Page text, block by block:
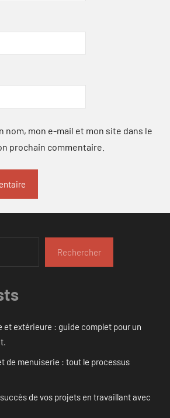
nom, mon e-mail et mon site dans le
prochain commentaire.
Rechercher
et extérieure : guide complet pour un
de menuiserie : tout le processus
de vos projets en travaillant avec